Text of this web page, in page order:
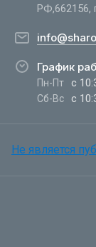
РФ,662156,
График
Пн-Пт с
Сб-Вс с
Не является